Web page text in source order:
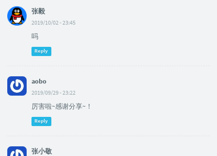
张毅
2019/10/02 - 23:45
吗
Reply
aobo
2019/09/29 - 23:22
厉害啦~感谢分享~！
Reply
张小敬